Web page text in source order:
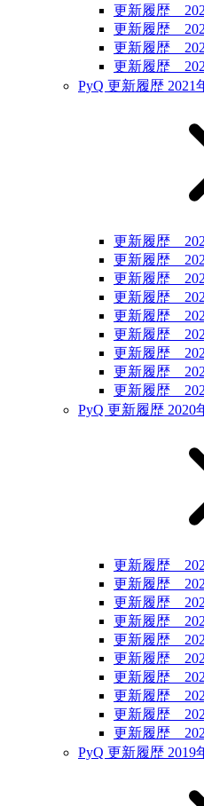
更新履歴
更新履歴
更新履歴
更新履歴
PyQ 更新履歴 2021
更新履歴
更新履歴
更新履歴
更新履歴
更新履歴
更新履歴
更新履歴
更新履歴
更新履歴
PyQ 更新履歴 2020
更新履歴
更新履歴
更新履歴
更新履歴
更新履歴
更新履歴
更新履歴
更新履歴
更新履歴
更新履歴
PyQ 更新履歴 2019